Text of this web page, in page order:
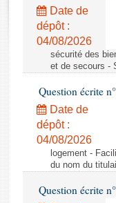
Rapports législatifs
Rapports sur
Baromètre de
Dossiers législatifs
Budget et sécurité
Questions écrites et
Comptes rendus
Date de
dépôt :
04/08/2026
sécurité des
et de secours -
Question écrite
Date de
dépôt :
04/08/2026
logement -
du nom du
Question écrite